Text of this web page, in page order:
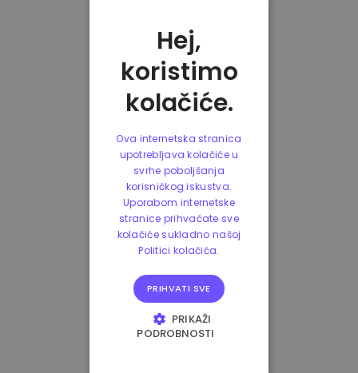
Hej,
koristimo
kolačiće.
Ova internetska stranica
upotrebljava kolačiće u
svrhe poboljšanja
korisničkog iskustva.
Uporabom internetske
stranice prihvaćate sve
kolačiće sukladno našoj
Politici kolačića.
PRIHVATI SVE
PRIKAŽI
PODROBNOSTI